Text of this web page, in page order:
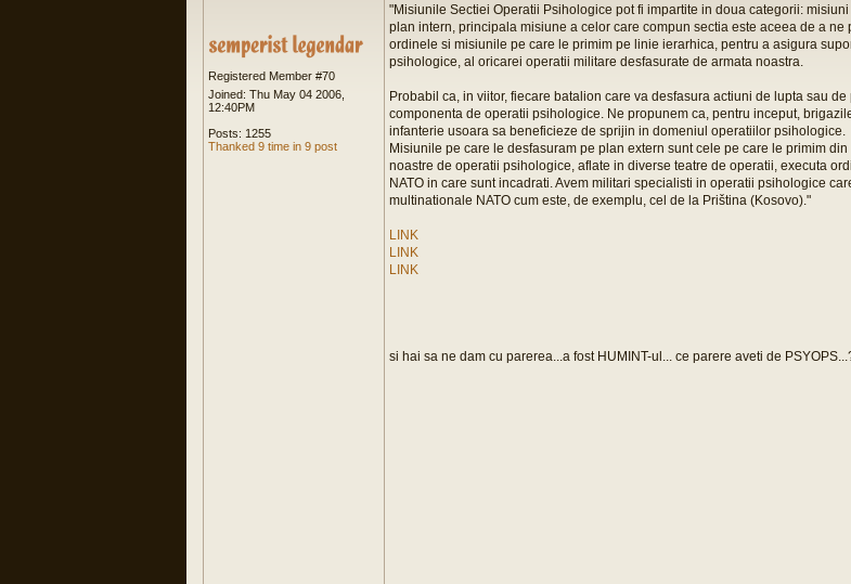
Registered Member #70
Joined: Thu May 04 2006,
12:40PM
Posts: 1255
Thanked 9 time in 9 post
"Misiunile Sectiei Operatii Psihologice pot fi impartite in doua categorii:
plan intern, principala misiune a celor care compun sectia este aceea de a
ordinele si misiunile pe care le primim pe linie ierarhica, pentru a asigura
psihologice, al oricarei operatii militare desfasurate de armata noastra.
Probabil ca, in viitor, fiecare batalion care va desfasura actiuni de lupta sau
componenta de operatii psihologice. Ne propunem ca, pentru inceput,
infanterie usoara sa beneficieze de sprijin in domeniul operatiilor psihologice.
Misiunile pe care le desfasuram pe plan extern sunt cele pe care le primim
noastre de operatii psihologice, aflate in diverse teatre de operatii, executa
NATO in care sunt incadrati. Avem militari specialisti in operatii psihologice
multinationale NATO cum este, de exemplu, cel de la Priština (Kosovo)."
LINK
LINK
LINK
si hai sa ne dam cu parerea...a fost HUMINT-ul... ce parere aveti de